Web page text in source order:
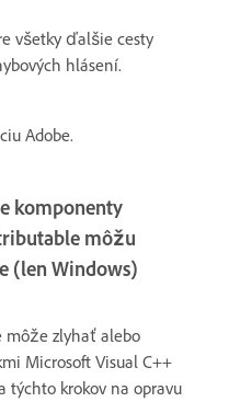
všetky ďalšie cesty
hlásení.
Adobe.
komponenty
môžu
(len Windows)
môže zlyhať alebo
Microsoft Visual C++
týchto krokov na opravu